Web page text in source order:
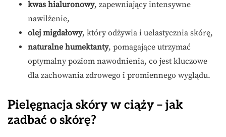
kwas hialuronowy, zapewniający intensywne
nawilżenie,
olej migdałowy, który odżywia i uelastycznia skórę,
naturalne humektanty, pomagające utrzymać
optymalny poziom nawodnienia, co jest kluczowe
dla zachowania zdrowego i promiennego wyglądu.
Pielęgnacja skóry w ciąży – jak
zadbać o skórę?